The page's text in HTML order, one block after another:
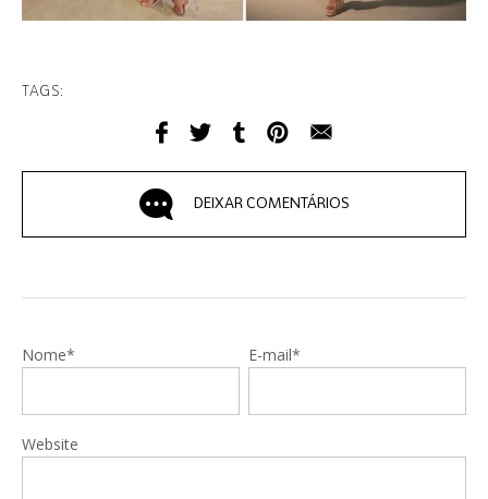
TAGS:
DEIXAR COMENTÁRIOS
Nome* E-mail*
Website